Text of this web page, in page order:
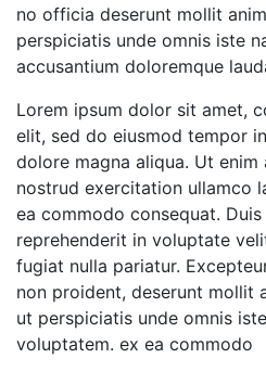
no officia deserunt mollit
perspiciatis unde omnis iste
accusantium doloremque
Lorem ipsum dolor sit amet,
elit, sed do eiusmod tempor
dolore magna aliqua. Ut enim
nostrud exercitation ullamco
ea commodo consequat.
reprehenderit in voluptate
fugiat nulla pariatur.
non proident, deserunt mollit
ut perspiciatis unde omnis
voluptatem. ex ea commodo